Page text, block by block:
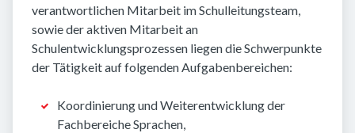
verantwortlichen Mitarbeit im Schulleitungsteam,
sowie der aktiven Mitarbeit an
Schulentwicklungsprozessen liegen die Schwerpunkte
der Tätigkeit auf folgenden Aufgabenbereichen:
Koordinierung und Weiterentwicklung der
Fachbereiche Sprachen,